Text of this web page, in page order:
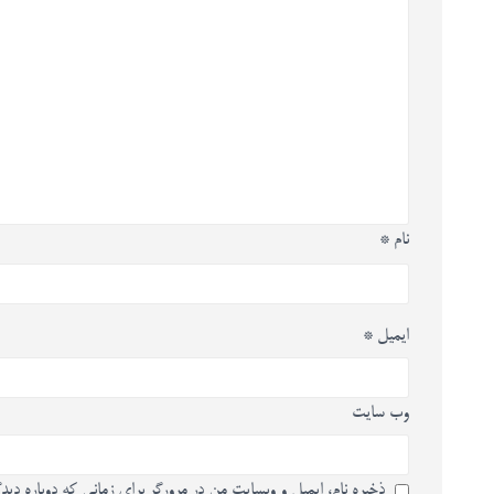
نام *
ایمیل *
وب‌ سایت